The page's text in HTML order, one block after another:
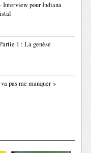
Interview pour Indiana
1 : La genèse
pas me manquer »